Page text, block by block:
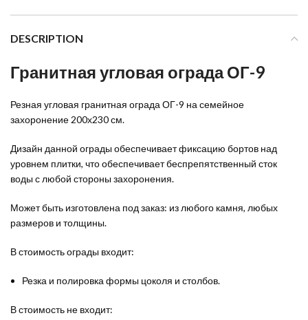
DESCRIPTION
Гранитная угловая ограда ОГ-9
Резная угловая гранитная ограда ОГ-9 на семейное
захоронение 200х230 см.
Дизайн данной ограды обеспечивает фиксацию бортов над
уровнем плитки, что обеспечивает беспрепятственный сток
воды с любой стороны захоронения.
Может быть изготовлена под заказ: из любого камня, любых
размеров и толщины.
В стоимость ограды входит:
Резка и полировка формы цоколя и столбов.
В стоимость не входит: